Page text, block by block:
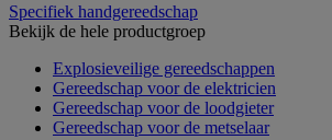
Specifiek handgereedschap
Bekijk de hele productgroep
Explosieveilige gereedschappen
Gereedschap voor de elektricien
Gereedschap voor de loodgieter
Gereedschap voor de metselaar